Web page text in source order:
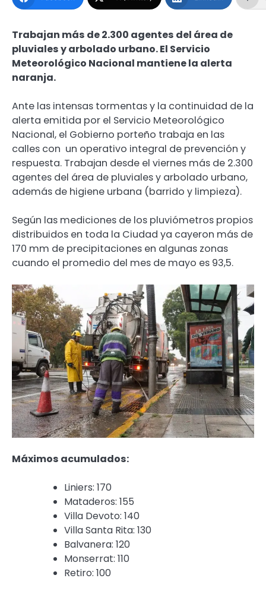
Trabajan más de 2.300 agentes del área de
pluviales y arbolado urbano. El Servicio
Meteorológico Nacional mantiene la alerta
naranja.
Ante las intensas tormentas y la continuidad de la
alerta emitida por el Servicio Meteorológico
Nacional, el Gobierno porteño trabaja en las
calles con un operativo integral de prevención y
respuesta. Trabajan desde el viernes más de 2.300
agentes del área de pluviales y arbolado urbano,
además de higiene urbana (barrido y limpieza).
Según las mediciones de los pluviómetros propios
distribuidos en toda la Ciudad ya cayeron más de
170 mm de precipitaciones en algunas zonas
cuando el promedio del mes de mayo es 93,5.
Máximos acumulados:
Liniers: 170
Mataderos: 155
Villa Devoto: 140
Villa Santa Rita: 130
Balvanera: 120
Monserrat: 110
Retiro: 100